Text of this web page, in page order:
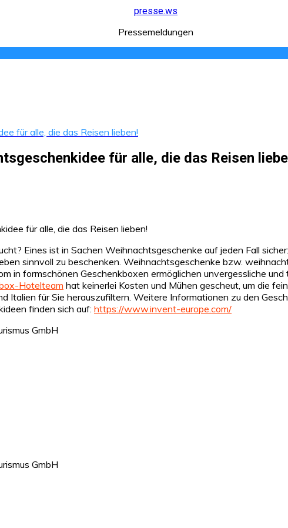
presse.ws
Pressemeldungen
für alle, die das Reisen lieben!
für alle, die das Reisen
Eines ist in Sachen Weihnachtsgeschenke auf jeden Fall
sinnvoll zu beschenken. Weihnachtsgeschenke bzw.
in formschönen Geschenkboxen ermöglichen unvergessliche
Hotelteam hat keinerlei Kosten und Mühen gescheut, um die
Italien für Sie herauszufiltern. Weitere Informationen zu den
finden sich auf: https://www.invent-europe.com/
GmbH
GmbH